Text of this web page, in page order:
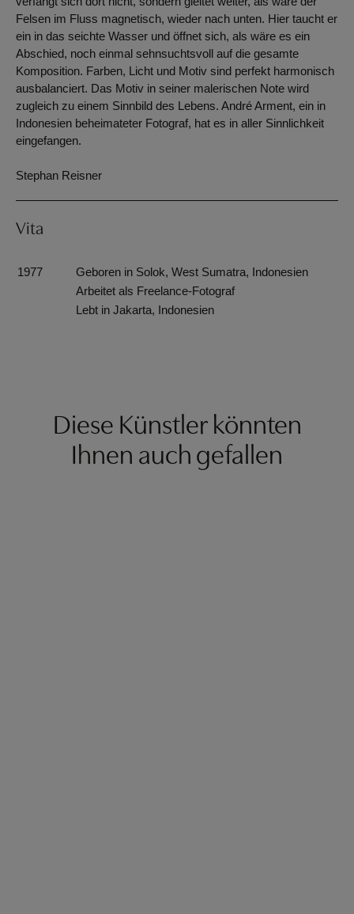
Felsen im Fluss magnetisch, wieder nach unten. Hier taucht er
ein in das seichte Wasser und öffnet sich, als wäre es ein
Abschied, noch einmal sehnsuchtsvoll auf die gesamte
Komposition. Farben, Licht und Motiv sind perfekt harmonisch
ausbalanciert. Das Motiv in seiner malerischen Note wird
zugleich zu einem Sinnbild des Lebens. André Arment, ein in
Indonesien beheimateter Fotograf, hat es in aller Sinnlichkeit
eingefangen.
Stephan Reisner
Vita
1977
Geboren in Solok, West Sumatra, Indonesien
Arbeitet als Freelance-Fotograf
Lebt in Jakarta, Indonesien
Diese Künstler könnten
Ihnen auch gefallen